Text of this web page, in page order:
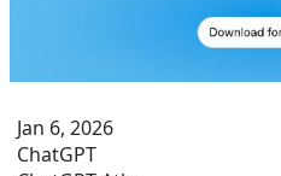
Jan 6, 2026
ChatGPT